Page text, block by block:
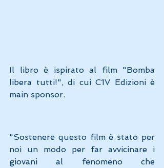
Il libro è ispirato al film "Bomba
libera tutti!", di cui C1V Edizioni è
main sponsor.
"Sostenere questo film è stato per
noi un modo per far avvicinare i
giovani al fenomeno che